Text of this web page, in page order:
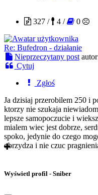
327 /
4 / 0
Re: Bufedron - działanie
Nieprzeczytany post
Cytuj
Zgłoś
Ja dzisiaj przerobilem 250 i
ktorzy nie szukaja
lepsze samopoczucie i
mialem wiec jest dobrze,
spoko, jedynie do czego
obrzydza i nie czuc
Wyświetl profil - Sniber